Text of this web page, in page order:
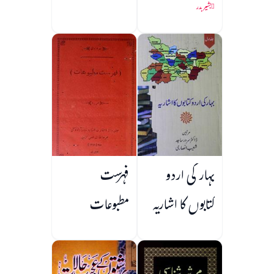
بشیر بدر
بہار کی اردو
کتابوں کا اشاریہ
فہرست
مطبوعات